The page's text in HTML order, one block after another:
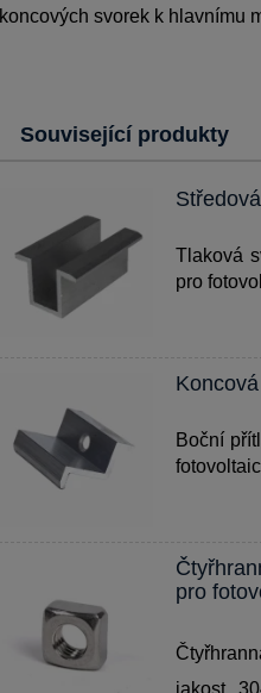
koncových svorek k hlavnímu
Související produkty
Tlaková
pro
Boční
pro